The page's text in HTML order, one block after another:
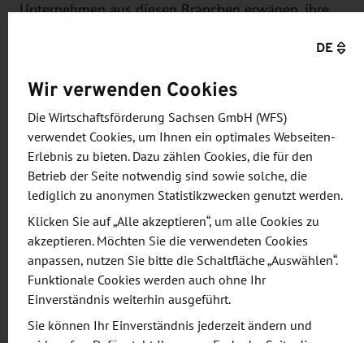
Unternehmen aus diesen Branchen erwägen, ihre
West- und Osteuropa bietet Sachsen hierfür
besonders günstige Voraussetzungen: eine
hervorragende Infrastruktur, eine exzellente
Wissenschaftslandschaft sowie moderne
Produktionsflächen in relevanten Industriezweigen.
Bereichen gepanzerte Fahrzeuge, Training und
Simulation, Cyber- sowie Schlachtfeldabwehr und
war auf der Suche nach neuen Lieferanten, Prüf-
und Testlaboren, Kontakten zu FuE-Einrichtungen
sowie Partnern für gemeinsame Produktion.
DE
Wir verwenden Cookies
Die Wirtschaftsförderung Sachsen GmbH (WFS)
verwendet Cookies, um Ihnen ein optimales Webseiten-
Erlebnis zu bieten. Dazu zählen Cookies, die für den
Betrieb der Seite notwendig sind sowie solche, die
lediglich zu anonymen Statistikzwecken genutzt werden.
Klicken Sie auf „Alle akzeptieren“, um alle Cookies zu
akzeptieren. Möchten Sie die verwendeten Cookies
anpassen, nutzen Sie bitte die Schaltfläche „Auswählen“.
Funktionale Cookies werden auch ohne Ihr
Einverständnis weiterhin ausgeführt.
Sie können Ihr Einverständnis jederzeit ändern und